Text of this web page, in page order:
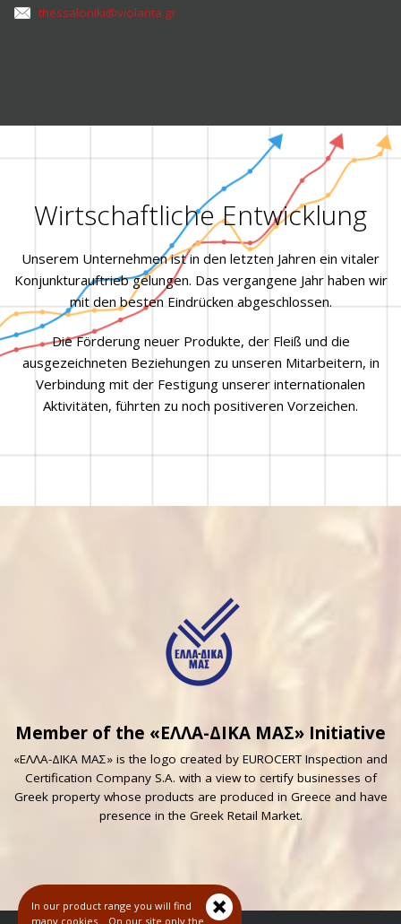
thessaloniki@violanta.gr
Wirtschaftliche Entwicklung
Unserem Unternehmen ist in den letzten Jahren ein vitaler
Konjunkturauftrieb gelungen. Das vergangene Jahr haben wir
mit den besten Eindrücken abgeschlossen.
Die Förderung neuer Produkte, der Fleiß und die
ausgezeichneten Beziehungen zu unseren Mitarbeitern, in
Verbindung mit der Festigung unserer internationalen
Aktivitäten, führten zu noch positiveren Vorzeichen.
Member of the «ΕΛΛΑ-ΔΙΚΑ ΜΑΣ» Initiative
«ΕΛΛΑ-ΔΙΚΑ ΜΑΣ» is the logo created by EUROCERT Inspection and
Certification Company S.A. with a view to certify businesses of
Greek property whose products are produced in Greece and have
presence in the Greek Retail Market.
In our product range you will find
many cookies... On our site only the